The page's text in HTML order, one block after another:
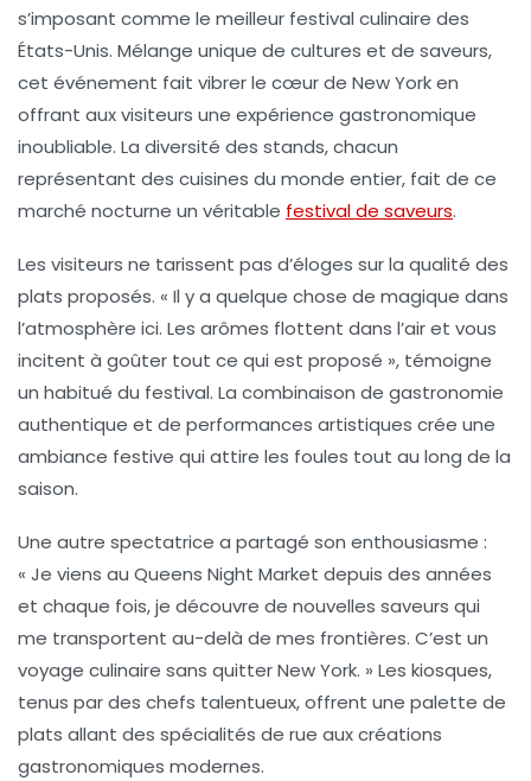
s’imposant comme le meilleur festival culinaire des
États-Unis. Mélange unique de cultures et de saveurs,
cet événement fait vibrer le cœur de New York en
offrant aux visiteurs une expérience gastronomique
inoubliable. La diversité des stands, chacun
représentant des cuisines du monde entier, fait de ce
marché nocturne un véritable festival de saveurs.
Les visiteurs ne tarissent pas d’éloges sur la qualité des
plats proposés. « Il y a quelque chose de magique dans
l’atmosphère ici. Les arômes flottent dans l’air et vous
incitent à goûter tout ce qui est proposé », témoigne
un habitué du festival. La combinaison de gastronomie
authentique et de performances artistiques crée une
ambiance festive qui attire les foules tout au long de la
saison.
Une autre spectatrice a partagé son enthousiasme :
« Je viens au Queens Night Market depuis des années
et chaque fois, je découvre de nouvelles saveurs qui
me transportent au-delà de mes frontières. C’est un
voyage culinaire sans quitter New York. » Les kiosques,
tenus par des chefs talentueux, offrent une palette de
plats allant des spécialités de rue aux créations
gastronomiques modernes.